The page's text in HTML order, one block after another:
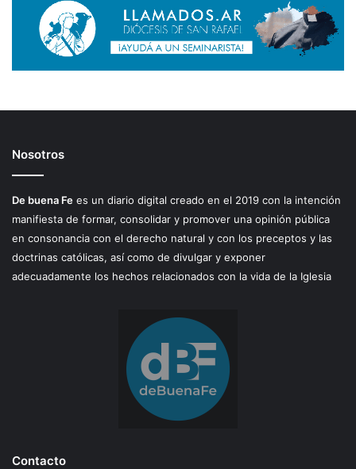
Nosotros
De buena Fe es un diario digital creado en el 2019 con la intención
manifiesta de formar, consolidar y promover una opinión pública
en consonancia con el derecho natural y con los preceptos y las
doctrinas católicas, así como de divulgar y exponer
adecuadamente los hechos relacionados con la vida de la Iglesia
Contacto